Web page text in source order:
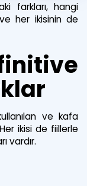
farkları, hangi
ve her ikisinin de
ve kafa
Her ikisi de fiillerle
vardır.